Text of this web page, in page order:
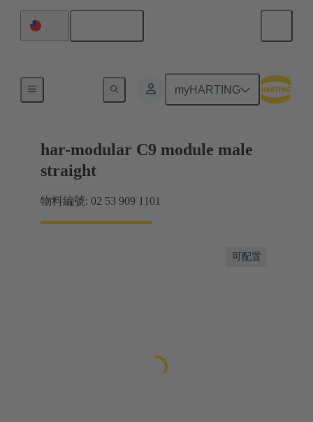
myHARTING
har-modular C9 module male
straight
物料編號: 02 53 909 1101
可配置